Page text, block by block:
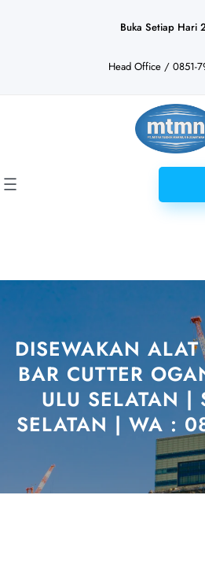
Buka Setiap Hari
Head Office / 0851-
DISEWAKAN ALAT
BAR CUTTER
ULU SELATAN |
SELATAN | WA :